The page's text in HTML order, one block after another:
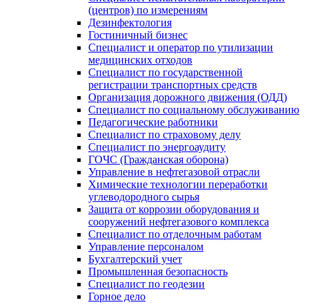
(центров) по измерениям
Дезинфектология
Гостиничный бизнес
Специалист и оператор по утилизации
медицинских отходов
Специалист по государственной
регистрации транспортных средств
Организация дорожного движения (ОДД)
Специалист по социальному обслуживанию
Педагогические работники
Специалист по страховому делу
Специалист по энергоаудиту
ГОЧС (Гражданская оборона)
Управление в нефтегазовой отрасли
Химические технологии переработки
углеводородного сырья
Защита от коррозии оборудования и
сооружений нефтегазового комплекса
Специалист по отделочным работам
Управление персоналом
Бухгалтерский учет
Промышленная безопасность
Специалист по геодезии
Горное дело